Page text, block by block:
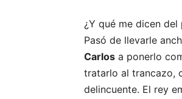
¿Y qué me dicen
Pasó de llevarle
Carlos a ponerlo
tratarlo al trancazo,
delincuente. El rey